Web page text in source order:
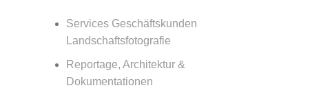
Services Geschäftskunden
Landschaftsfotografie
Reportage, Architektur &
Dokumentationen